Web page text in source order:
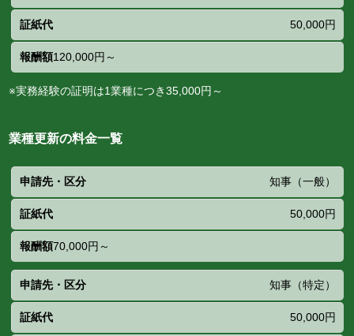
50,000円
120,000円～
※実務経験の証明は1業種につき35,000円～
業種更新の料金一覧
申請
先・
区分
証
紙
酬
知事（一般）
50,000円
70,000円～
知事（特定）
50,000円